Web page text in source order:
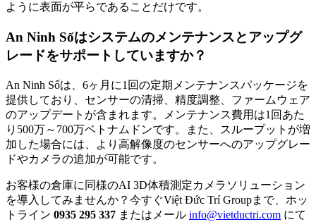
ように表面が平らであることだけです。
An Ninh Sốはシステムのメンテナンスとアップグ
レードをサポートしていますか？
An Ninh Sốは、6ヶ月に1回の定期メンテナンスパッケージを
提供しており、センサーの清掃、精度調整、ファームウェア
のアップデートが含まれます。メンテナンス費用は1回あた
り500万～700万ベトナムドンです。また、スループットが増
加した場合には、より高解像度のセンサーへのアップグレー
ドやカメラの追加が可能です。
お客様の倉庫に同様のAI 3D体積測定カメラソリューション
を導入してみませんか？今すぐViệt Đức Trí Groupまで、ホッ
トライン 0935 295 337 またはメール info@vietductri.com にて